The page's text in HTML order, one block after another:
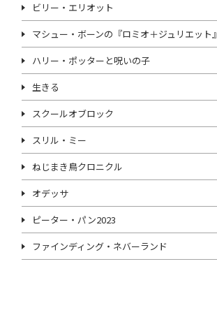
ビリー・エリオット
マシュー・ボーンの『ロミオ＋ジュリエット』
ハリー・ポッターと呪いの子
生きる
スクールオブロック
スリル・ミー
ねじまき鳥クロニクル
オデッサ
ピーター・パン2023
ファインディング・ネバーランド